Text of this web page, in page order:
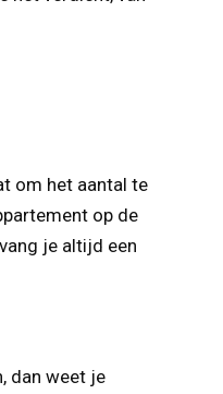
om het aantal te
op de
je altijd een
dan weet je